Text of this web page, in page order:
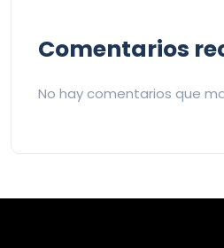
Comentarios
No hay comentarios que